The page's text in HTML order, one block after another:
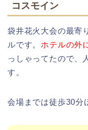
コスモイン
袋井花火大会の最寄
ルです。 ホテルの外
っしゃってたので、
す。
会場までは徒歩30分